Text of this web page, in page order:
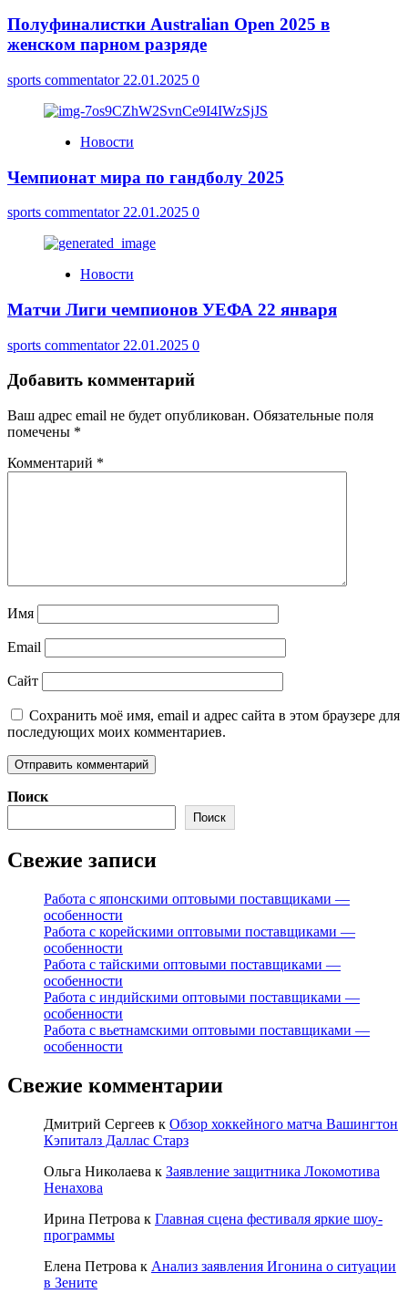
Полуфиналистки Australian Open 2025 в
женском парном разряде
sports commentator 22.01.2025 0
Новости
Чемпионат мира по гандболу 2025
sports commentator 22.01.2025 0
Новости
Матчи Лиги чемпионов УЕФА 22 января
sports commentator 22.01.2025 0
Добавить комментарий
Ваш адрес email не будет опубликован. Обязательные поля
помечены *
Комментарий *
Имя
Email
Сайт
Сохранить моё имя, email и адрес сайта в этом браузере для
последующих моих комментариев.
Поиск
Поиск
Свежие записи
Работа с японскими оптовыми поставщиками —
особенности
Работа с корейскими оптовыми поставщиками —
особенности
Работа с тайскими оптовыми поставщиками —
особенности
Работа с индийскими оптовыми поставщиками —
особенности
Работа с вьетнамскими оптовыми поставщиками —
особенности
Свежие комментарии
Дмитрий Сергеев к Обзор хоккейного матча Вашингтон
Кэпиталз Даллас Старз
Ольга Николаева к Заявление защитника Локомотива
Ненахова
Ирина Петрова к Главная сцена фестиваля яркие шоу-
программы
Елена Петрова к Анализ заявления Игонина о ситуации
в Зените